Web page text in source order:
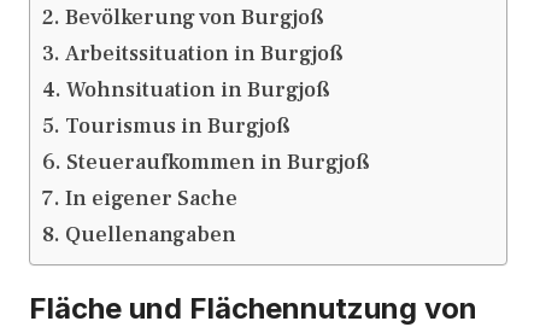
Bevölkerung von Burgjoß
Arbeitssituation in Burgjoß
Wohnsituation in Burgjoß
Tourismus in Burgjoß
Steueraufkommen in Burgjoß
In eigener Sache
Quellenangaben
Fläche und Flächennutzung von